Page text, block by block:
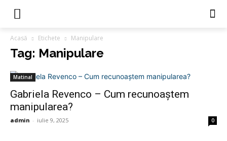
Acasă Etichete Manipulare
Tag: Manipulare
Matinal
Gabriela Revenco – Cum recunoaștem
manipularea?
admin - iulie 9, 2025 0